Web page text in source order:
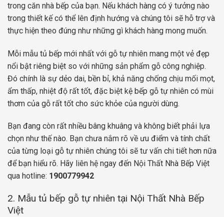
trong căn nhà bếp của bạn. Nếu khách hàng có ý tưởng nào
trong thiết kế có thể lên định hướng và chúng tôi sẽ hỗ trợ và
thực hiện theo đúng như những gì khách hàng mong muốn.
Mỗi mẫu tủ bếp mới nhất với gỗ tự nhiên mang một vẻ đẹp
nổi bật riêng biệt so với những sản phẩm gỗ công nghiệp.
Đó chính là sự dẻo dai, bền bỉ, khả năng chống chịu mối mọt,
ẩm thấp, nhiệt độ rất tốt, đặc biệt kệ bếp gỗ tự nhiên có mùi
thơm của gỗ rất tốt cho sức khỏe của người dùng.
Bạn đang còn rất nhiều bâng khuâng và không biết phải lựa
chọn như thế nào. Bạn chưa nắm rõ về ưu điểm và tính chất
của từng loại gỗ tự nhiên chúng tôi sẽ tư vấn chi tiết hơn nữa
để bạn hiểu rõ. Hãy liên hệ ngay đến Nội Thất Nhà Bếp Việt
qua hotline: 1900779942
2. Mẫu tủ bếp gỗ tự nhiên tại Nội Thất Nhà Bếp
Việt